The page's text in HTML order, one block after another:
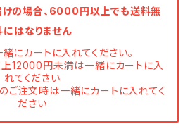
けの場合、6000円以上でも送料無
にはなりません
にカートに入れてください。
12000円未満は一緒にカートに入
れてください
注文時は一緒にカートに入れてく
ださい